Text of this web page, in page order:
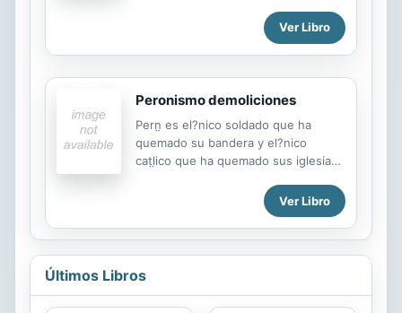
topically, such as 'Celebraciones' and
'Marina,' and onomastically.
Especially useful for social and
Handbook of Latin American Studies,
v. 58.
Ver Libro
Peronismo demoliciones
Pern̤ es el?nico soldado que ha
quemado su bandera y el?nico
catl̤ico que ha quemado sus iglesias".
describi ̤a su contemporǹeo. El
rechazo de la comunidad
internacional a la figura de Juan
que ahog ̤las libertades individuales
en su pas̕, fue unǹime. Por eso el
Ver Libro
Últimos Libros